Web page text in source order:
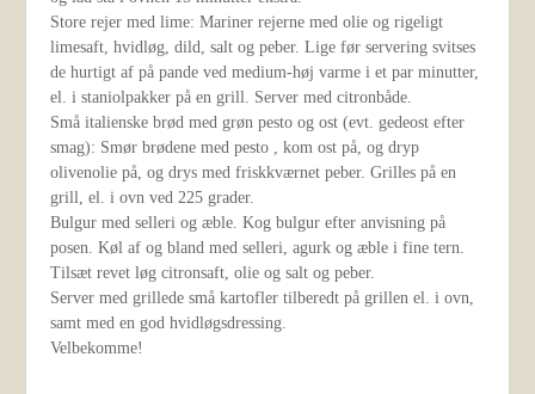
Store rejer med lime: Mariner rejerne med olie og rigeligt
limesaft, hvidløg, dild, salt og peber. Lige før servering svitses
de hurtigt af på pande ved medium-høj varme i et par minutter,
el. i staniolpakker på en grill. Server med citronbåde.
Små italienske brød med grøn pesto og ost (evt. gedeost efter
smag): Smør brødene med pesto , kom ost på, og dryp
olivenolie på, og drys med friskkværnet peber. Grilles på en
grill, el. i ovn ved 225 grader.
Bulgur med selleri og æble. Kog bulgur efter anvisning på
posen. Køl af og bland med selleri, agurk og æble i fine tern.
Tilsæt revet løg citronsaft, olie og salt og peber.
Server med grillede små kartofler tilberedt på grillen el. i ovn,
samt med en god hvidløgsdressing.
Velbekomme!